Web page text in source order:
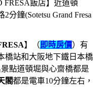
】（ 即時房價）有
橋站和大阪地下鐵日本橋
點道頓堀與心齋橋都是
閣都是電車10分鐘左右，